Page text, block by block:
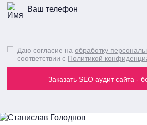
Заказать SEO аудит сайта -
Даю согласие на обработку
соответствии с Политикой